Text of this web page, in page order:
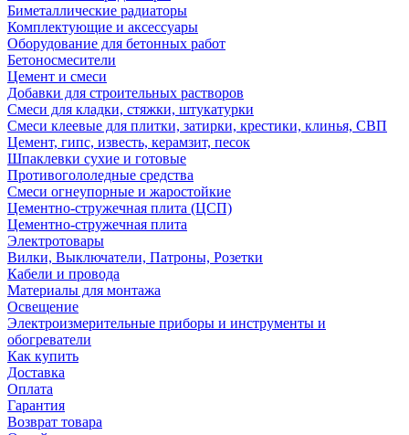
Биметаллические радиаторы
Комплектующие и аксессуары
Оборудование для бетонных работ
Бетоносмесители
Цемент и смеси
Добавки для строительных растворов
Смеси для кладки, стяжки, штукатурки
Смеси клеевые для плитки, затирки, крестики, клинья, СВП
Цемент, гипс, известь, керамзит, песок
Шпаклевки сухие и готовые
Противогололедные средства
Смеси огнеупорные и жаростойкие
Цементно-стружечная плита (ЦСП)
Цементно-стружечная плита
Электротовары
Вилки, Выключатели, Патроны, Розетки
Кабели и провода
Материалы для монтажа
Освещение
Электроизмерительные приборы и инструменты и
обогреватели
Как купить
Доставка
Оплата
Гарантия
Возврат товара